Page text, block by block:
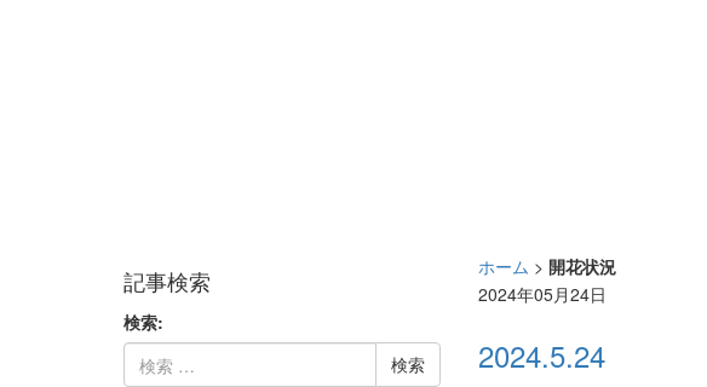
ホーム > 開花状況
2024年05月24日
2024.5.24
記事検索
検索: